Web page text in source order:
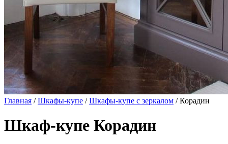
Главная /Шкафы-купе /Шкафы-купе с зеркалом / Корадин
Шкаф-купе Корадин